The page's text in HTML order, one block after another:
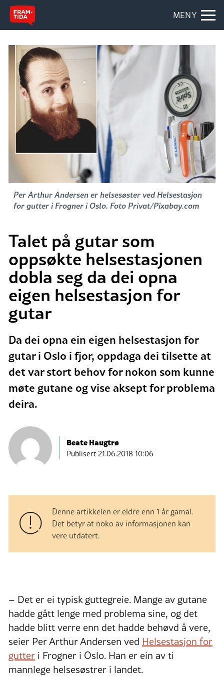
MENY
Per Arthur Andersen er helsesøster ved Helsestasjon
for gutter i Frogner i Oslo. Foto Privat/Pixabay.com
Talet på gutar som
oppsøkte helsestasjonen
dobla seg da dei opna
eigen helsestasjon for
gutar
Da dei opna ein eigen helsestasjon for
gutar i Oslo i fjor, oppdaga dei tilsette at
det var stort behov for nokon som kunne
møte gutane og vise aksept for problema
deira.
Beate Haugtrø
Publisert21.06.2018 10:06
Denne artikkelen er eldre enn 1 år gamal.
Det betyr at noko av informasjonen kan
vere utdatert.
– Det er ei typisk guttegreie. Mange av gutane
hadde gått lenge med problema sine, og det
hadde blitt verre enn det hadde behøvd å vere,
seier Per Arthur Andersen ved Helsestasjon for
gutter i Frogner i Oslo. Han er ein av ti
mannlege helsesøstrer i landet.